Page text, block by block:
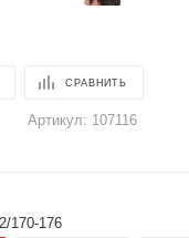
СРАВНИТЬ
Артикул: 107116
170-176